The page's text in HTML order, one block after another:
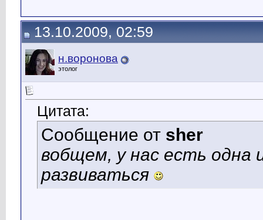
13.10.2009, 02:59
н.воронова
этолог
Цитата:
Сообщение от sher
вобщем, у нас есть одна
развиваться